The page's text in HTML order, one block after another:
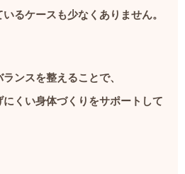
るケースも少なくありません。
ンスを整えることで、
くい身体づくりをサポートして